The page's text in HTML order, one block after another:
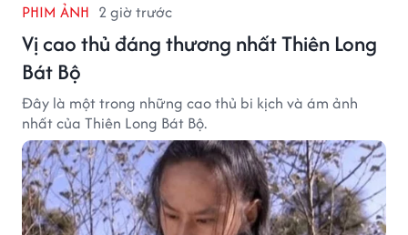
PHIM ẢNH 2 giờ trước
Vị cao thủ đáng thương nhất Thiên Long
Bát Bộ
Đây là một trong những cao thủ bi kịch và ám ảnh
nhất của Thiên Long Bát Bộ.